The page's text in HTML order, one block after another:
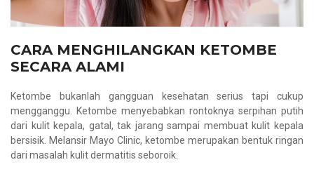
CARA MENGHILANGKAN KETOMBE
SECARA ALAMI
Ketombe bukanlah gangguan kesehatan serius tapi cukup
mengganggu. Ketombe menyebabkan rontoknya serpihan putih
dari kulit kepala, gatal, tak jarang sampai membuat kulit kepala
bersisik. Melansir Mayo Clinic, ketombe merupakan bentuk ringan
dari masalah kulit dermatitis seboroik.